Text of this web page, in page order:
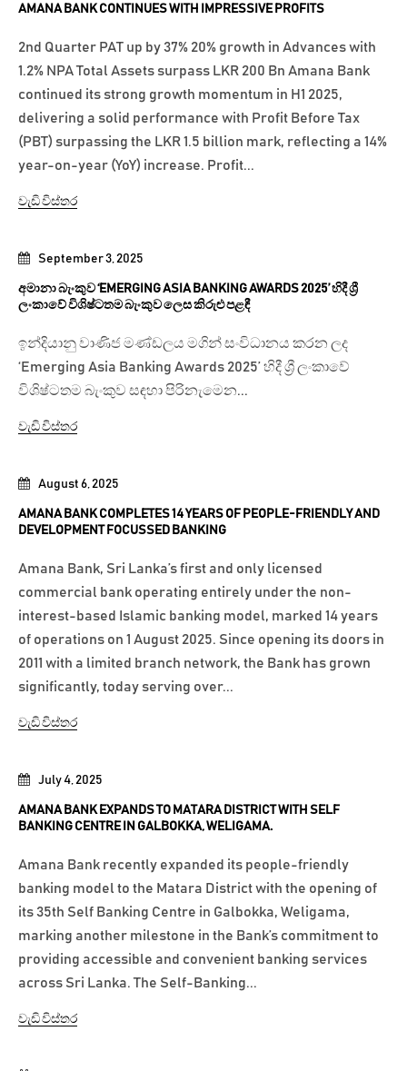
July 4, 2025
AMANA BANK EXPANDS TO MATARA DISTRICT WITH SELF
BANKING CENTRE IN GALBOKKA, WELIGAMA.
Amana Bank recently expanded its people-friendly
banking model to the Matara District with the opening of
its 35th Self Banking Centre in Galbokka, Weligama,
marking another milestone in the Bank’s commitment to
providing accessible and convenient banking services
across Sri Lanka. The Self-Banking...
වැඩි විස්තර
August 6, 2025
AMANA BANK COMPLETES 14 YEARS OF PEOPLE-FRIENDLY AND
DEVELOPMENT FOCUSSED BANKING
Amana Bank, Sri Lanka’s first and only licensed
commercial bank operating entirely under the non-
interest-based Islamic banking model, marked 14 years
of operations on 1 August 2025. Since opening its doors in
2011 with a limited branch network, the Bank has grown
significantly, today serving over...
වැඩි විස්තර
September 3, 2025
අමානා බැංකුව ‘EMERGING ASIA BANKING AWARDS 2025’ හිදී ශ්‍රී
ලංකාවේ විශිෂ්ටතම බැංකුව ලෙස කිරුළු පළඳී
ඉන්දියානු වාණිජ මණ්ඩලය මගින් සංවිධානය කරන ලද
‘Emerging Asia Banking Awards 2025’ හිදී ශ්‍රී ලංකාවේ
විශිෂ්ටතම බැංකුව සඳහා පිරිනැමෙන...
වැඩි විස්තර
AMANA BANK CONTINUES WITH IMPRESSIVE PROFITS
2nd Quarter PAT up by 37% 20% growth in Advances with
1.2% NPA Total Assets surpass LKR 200 Bn Amana Bank
continued its strong growth momentum in H1 2025,
delivering a solid performance with Profit Before Tax
(PBT) surpassing the LKR 1.5 billion mark, reflecting a 14%
year-on-year (YoY) increase. Profit...
වැඩි විස්තර